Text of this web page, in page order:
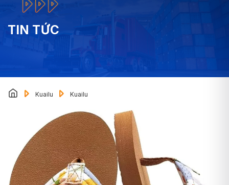
TIN TỨC
Kuailu Kuailu